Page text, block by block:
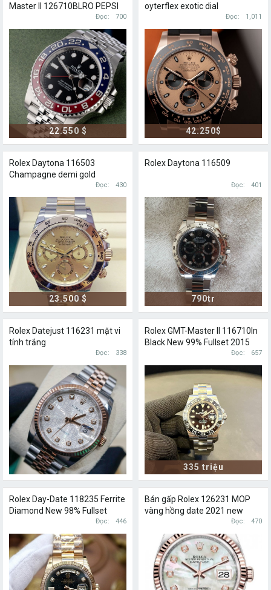
22.550 $
Master II 126710BLRO PEPSI
Đọc 700
42.250$
oyterflex exotic dial
Đọc 1,011
23.500 $
Rolex Daytona 116503
Champagne demi gold
Đọc 430
790tr
Rolex Daytona 116509
Đọc 401
Rolex Datejust 116231 mặt vi
tính trắng
Đọc 338
335 triệu
Rolex GMT-Master II 116710ln
Black New 99% Fullset 2015
Đọc 657
Rolex Day-Date 118235 Ferrite
Diamond New 98% Fullset
Đọc 446
Bán gấp Rolex 126231 MOP
vàng hồng date 2021 new
Đọc 470